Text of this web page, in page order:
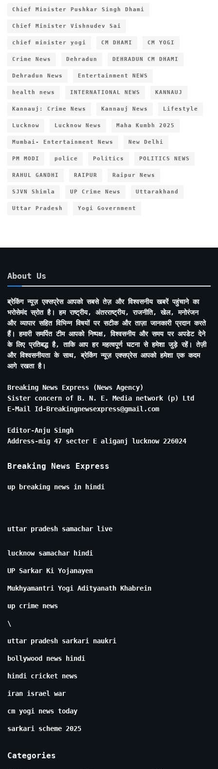
Chief Minister Pushkar Singh Dhami
Chief Minister Vishnudev Sai
chief minister yogi CM DHAMI CM YOGI
Crime News Dehradun DEHRADUN CM DHAMI
Dehradun News Entertainment NEWS
health news INTERNATIONAL NEWS KANNAUJ
Kannauj: Crime News Kannauj News Lifestyle
Lucknow Lucknow News Maha Kumbh 2025
Mumbai- Entertainment News New Delhi
PM MODI police Politics POLITICS NEWS
RAHUL GANDHI RAIPUR Raipur News
SJVN Shimla UP Crime News Uttarakhand
Uttar Pradesh Yogi Government
About Us
ब्रेकिंग न्यूज़ एक्सप्रेस आपको सबसे तेज़ और विश्वसनीय खबरें पहुंचाने का
भरोसेमंद स्रोत है। हम राष्ट्रीय, अंतरराष्ट्रीय, राजनीति, खेल, मनोरंजन
और व्यापार सहित विभिन्न विषयों पर सटीक और ताज़ा जानकारी प्रदान करते
हैं। हमारी समर्पित टीम आपको निष्पक्ष, विश्वसनीय और समय पर अपडेट देने
के लिए प्रतिबद्ध है, ताकि आप हर महत्वपूर्ण घटना से हमेशा जुड़े रहें। तेज़ी
और विश्वसनीयता के साथ, ब्रेकिंग न्यूज़ एक्सप्रेस आपको हमेशा एक कदम
आगे रखता है।
Breaking News Express (News Agency)
Sister concern of B. N. E. Media network (p) Ltd
E-Mail Id-Breakingnewsexpress@gmail.com
Editor-Anju Singh
Address-mig 47 secter E aliganj lucknow 226024
Breaking News Express
up breaking news in hindi
uttar pradesh samachar live
lucknow samachar hindi
UP Sarkar Ki Yojanayen
Mukhyamantri Yogi Adityanath Khabrein
up crime news
\
uttar pradesh sarkari naukri
bollywood news hindi
hindi cricket news
iran israel war
cm yogi news today
sarkari scheme 2025
Categories